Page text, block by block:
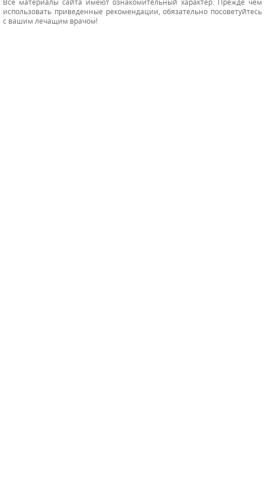
использовать приведенные рекомендации, обязательно посоветуйтесь
с вашим лечащим врачом!